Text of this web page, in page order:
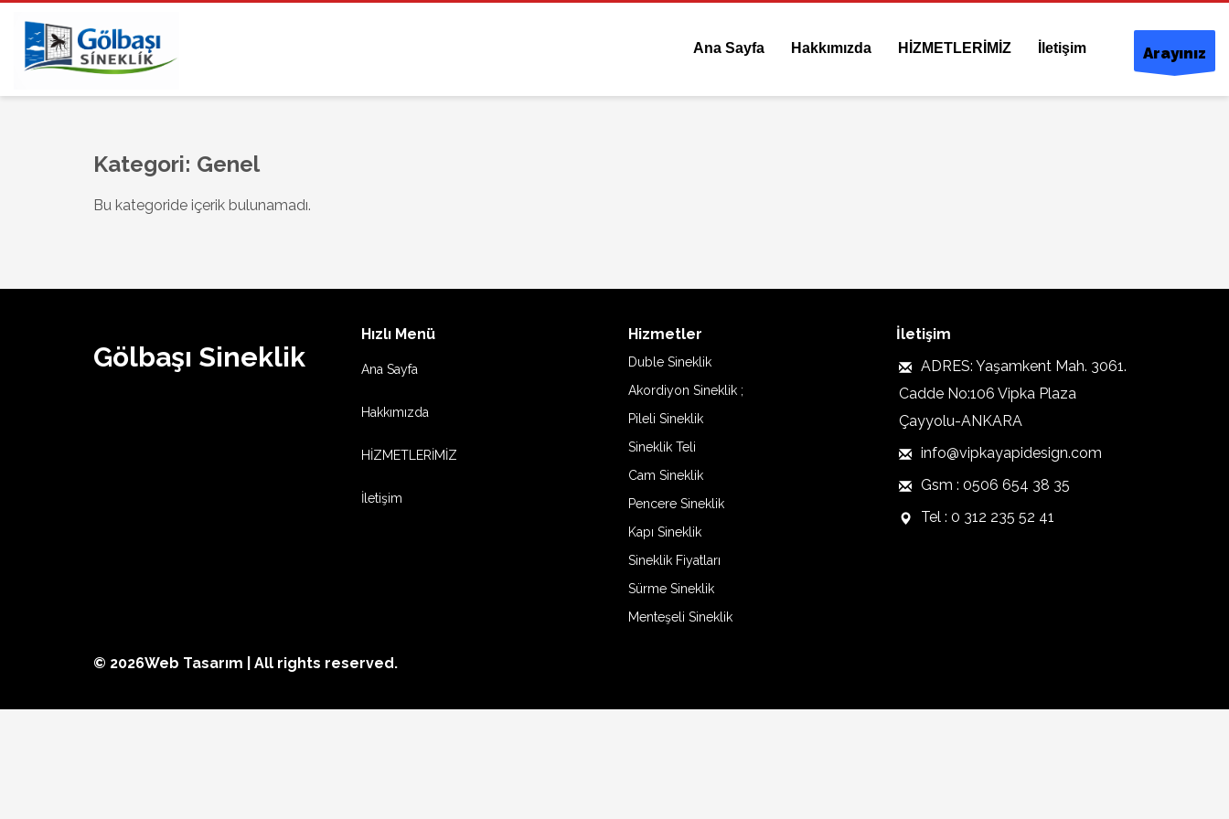
Ana Sayfa Hakkımızda HİZMETLERİMİZ İletişim Arayınız
Kategori: Genel
Bu kategoride içerik bulunamadı.
Gölbaşı Sineklik
Hızlı Menü
Ana Sayfa
Hakkımızda
HİZMETLERİMİZ
İletişim
Hizmetler
Duble Sineklik
Akordiyon Sineklik ;
Pileli Sineklik
Sineklik Teli
Cam Sineklik
Pencere Sineklik
Kapı Sineklik
Sineklik Fiyatları
Sürme Sineklik
Menteşeli Sineklik
İletişim
ADRES: Yaşamkent Mah. 3061.
Cadde No:106 Vipka Plaza
Çayyolu-ANKARA
info@vipkayapidesign.com
Gsm : 0506 654 38 35
Tel : 0 312 235 52 41
© 2026Web Tasarım | All rights reserved.